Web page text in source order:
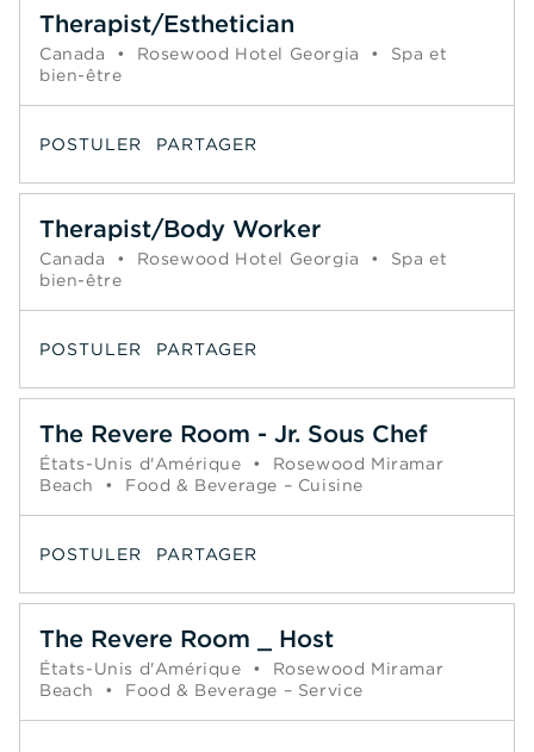
Therapist/Esthetician
Canada • Rosewood Hotel Georgia •
Spa et
bien-être
POSTULER PARTAGER
Therapist/Body Worker
Canada • Rosewood Hotel Georgia •
Spa et
bien-être
POSTULER PARTAGER
The Revere Room - Jr. Sous Chef
États-Unis d'Amérique •
Rosewood Miramar
Beach
• Food & Beverage – Cuisine
POSTULER PARTAGER
The Revere Room _ Host
États-Unis d'Amérique •
Rosewood Miramar
Beach
• Food & Beverage – Service